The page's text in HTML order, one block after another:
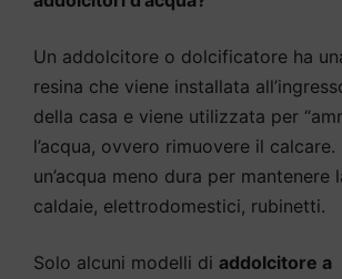
Un addolcitore o dolcificatore ha
resina che viene installata
della casa e viene utilizzata per
l’acqua, ovvero rimuovere il
un’acqua meno dura per mantenere
caldaie, elettrodomestici, rubinetti.
Solo alcuni modelli di addolcitore a